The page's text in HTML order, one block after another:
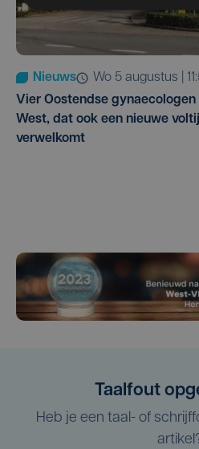
Nieuws
wo 5 augustus |
Vier Oostendse
West, dat ook een nieuwe
verwelkomt
Taalfout
Heb je een taal- of